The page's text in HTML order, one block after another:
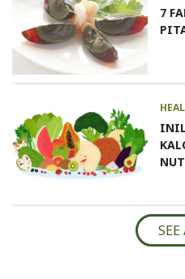
7
SEE